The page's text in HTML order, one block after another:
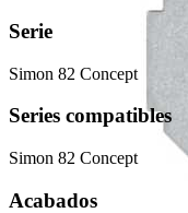
Serie
Simon 82 Concept
Series compatibles
Simon 82 Concept
Acabados